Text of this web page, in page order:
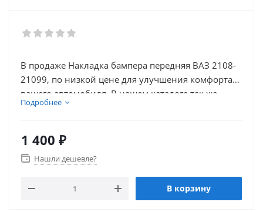
В продаже Накладка бампера передняя ВАЗ 2108-
21099, по низкой цене для улучшения комфорта
вашего автомобиля. В нашем каталоге так же
присутствует множество товаров для
Подробнее
1 400 ₽
Нашли дешевле?
В корзину